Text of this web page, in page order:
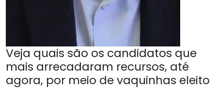
Veja quais são os candidatos que
mais arrecadaram recursos, até
agora, por meio de vaquinhas eleito